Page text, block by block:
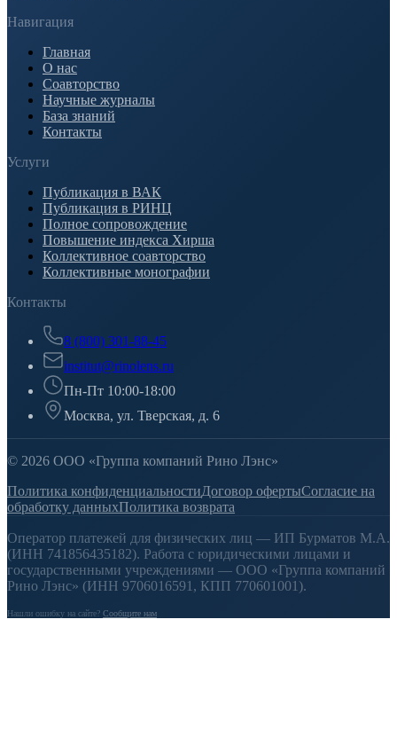
Навигация
Главная
О нас
Соавторство
Научные журналы
База знаний
Контакты
Услуги
Публикация в ВАК
Публикация в РИНЦ
Полное сопровождение
Повышение индекса Хирша
Коллективное соавторство
Коллективные монографии
Контакты
8 (800) 301-88-45
institut@rinolens.ru
Пн-Пт 10:00-18:00
Москва, ул. Тверская, д. 6
© 2026 ООО «Группа компаний Рино Лэнс»
Политика конфиденциальностиДоговор офертыСогласие на
обработку данныхПолитика возврата
Оператор платежей для физических лиц — ИП Бурматов М.А.
(ИНН 741856435182). Работа с юридическими лицами и
государственными учреждениями — ООО «Группа компаний
Рино Лэнс» (ИНН 9706016591, КПП 770601001).
Нашли ошибку на сайте? Сообщите нам